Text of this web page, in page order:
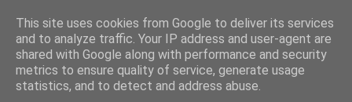
This site uses cookies from Google to deliver its services
and to analyze traffic. Your IP address and user-agent are
shared with Google along with performance and security
metrics to ensure quality of service, generate usage
statistics, and to detect and address abuse.